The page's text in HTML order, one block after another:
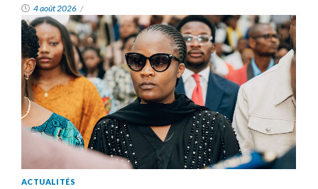
4 août 2026 /
ACTUALITÉS